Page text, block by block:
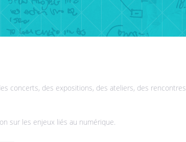
concerts, des expositions, des ateliers, des rencontres
sur les enjeux liés au numérique.